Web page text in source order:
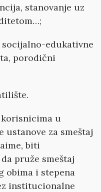
stanovanje uz
edukativne
porodični
u
ustanove za smeštaj
biti
pruže smeštaj
obima i stepena
institucionalne